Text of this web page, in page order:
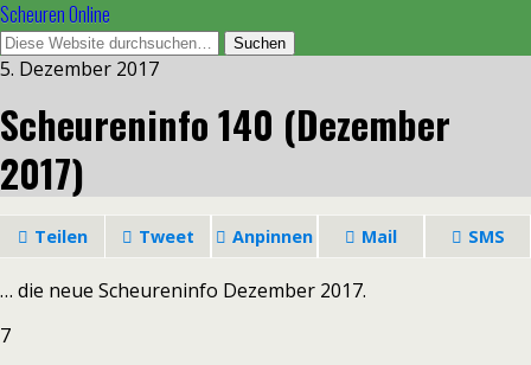
Scheuren Online
5. Dezember 2017
Scheureninfo 140 (Dezember
2017)
Teilen Tweet Anpinnen Mail SMS
… die neue Scheureninfo Dezember 2017.
7